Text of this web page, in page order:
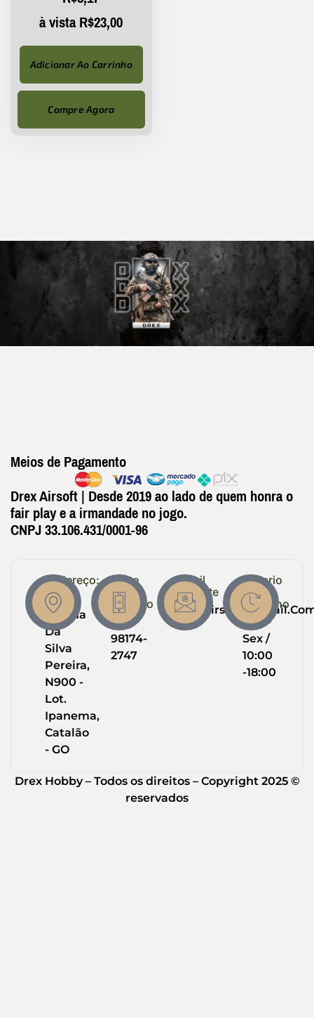
à vistaR$23,00
Adicionar Ao Carrinho
Compre Agora
Meios de Pagamento
Drex Airsoft | Desde 2019 ao lado de quem honra o
fair play e a irmandade no jogo.
CNPJ 33.106.431/0001-96
Endereço:
R.
Helena
Da
Silva
Pereira,
N900 -
Lot.
Ipanema,
Catalão
- GO
Entre
em
Contato
(64)
98174-
2747
Email
Suporte
Horario
de
Trabalho
Seg -
Sex /
10:00
-18:00
Drex Hobby – Todos os direitos – Copyright 2025 ©
reservados